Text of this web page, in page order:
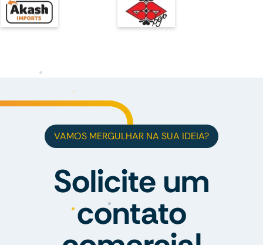
VAMOS MERGULHAR NA SUA IDEIA?
Solicite um
contato